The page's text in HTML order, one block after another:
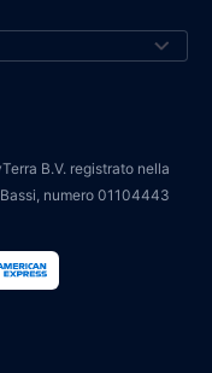
B.V. registrato nella
numero 01104443